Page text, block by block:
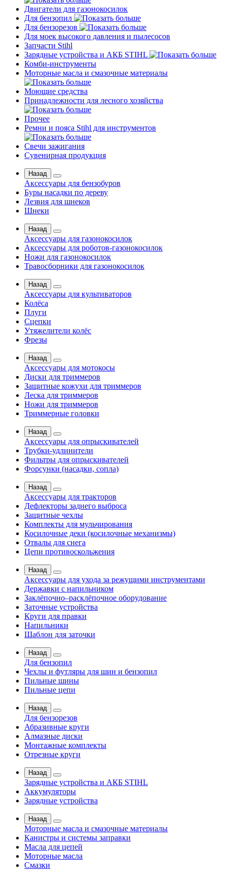
Двигатели для газонокосилок
Для бензопил
Для бензорезов
Для моек высокого давления и пылесосов
Запчасти Stihl
Зарядные устройства и АКБ STIHL
Комби-инструменты
Моторные масла и смазочные материалы
Моющие средства
Принадлежности для лесного хозяйства
Прочее
Ремни и пояса Stihl для инструментов
Свечи зажигания
Сувенирная продукция
Назад
Аксессуары для бензобуров
Буры насадки по дереву
Лезвия для шнеков
Шнеки
Назад
Аксессуары для газонокосилок
Аксессуары для роботов-газонокосилок
Ножи для газонокосилок
Травосборники для газонокосилок
Назад
Аксессуары для культиваторов
Колёса
Плуги
Сцепки
Утяжелители колёс
Фрезы
Назад
Аксессуары для мотокосы
Диски для триммеров
Защитные кожухи для триммеров
Леска для триммеров
Ножи для триммеров
Триммерные головки
Назад
Аксессуары для опрыскивателей
Трубки-удлинители
Фильтры для опрыскивателей
Форсунки (насадки, сопла)
Назад
Аксессуары для тракторов
Дефлекторы заднего выброса
Защитные чехлы
Комплекты для мульчирования
Косилочные деки (косилочные механизмы)
Отвалы для снега
Цепи противоскольжения
Назад
Аксессуары для ухода за режущими инструментами
Державки с напильником
Заклёпочно–расклёпочное оборудование
Заточные устройства
Круги для правки
Напильники
Шаблон для заточки
Назад
Для бензопил
Чехлы и футляры для шин и бензопил
Пильные шины
Пильные цепи
Назад
Для бензорезов
Абразивные круги
Алмазные диски
Монтажные комплекты
Отрезные круги
Назад
Зарядные устройства и АКБ STIHL
Аккумуляторы
Зарядные устройства
Назад
Моторные масла и смазочные материалы
Канистры и системы заправки
Масла для цепей
Моторные масла
Смазки